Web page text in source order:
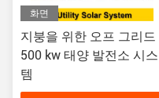
화면
지붕을 위한 오프 그리드
500 kw 태양 발전소 시스
템